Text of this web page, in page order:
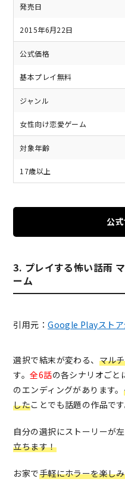
発売日
2015年6月22日
公式価格
基本プレイ無料
ジャンル
女性向け恋愛ゲーム
対象年齢
17歳以上
公
3. プレイする怖い話雨
ーム
引用元：Google Playストア
選択で結末が変わる、 マル
す。全6話の各シナリオごと
のエンディングがあります。
したことでも話題の作品です
自分の選択にストーリーが
立ちます！
お家で手軽にホラーを楽し